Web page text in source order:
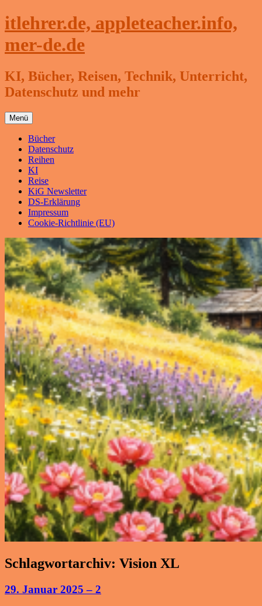
Zum
Inhalt
itlehrer.de, appleteacher.info,
mer-de.de
KI, Bücher, Reisen, Technik, Unterricht,
Datenschutz und mehr
Menü
Bücher
Datenschutz
Reihen
KI
Reise
KiG Newsletter
DS-Erklärung
Impressum
Cookie-Richtlinie (EU)
Schlagwortarchiv: Vision XL
29. Januar 2025 – 2